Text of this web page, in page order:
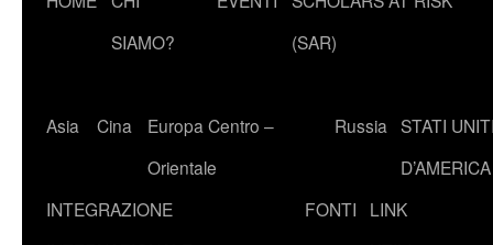
SIAMO?
(SAR)
Asia Cina
Europa Centro –
Orientale
Russia STATI
D’AMERICA
INTEGRAZIONE
FONTI
LINK